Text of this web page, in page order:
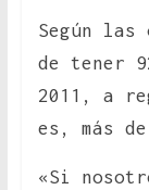
Según
de tener
2011, a
es, más
«Si